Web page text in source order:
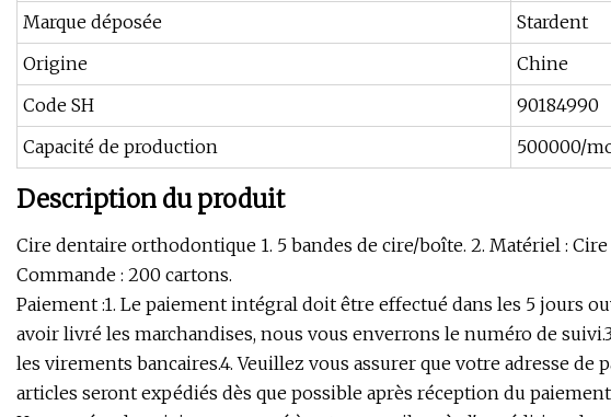
Marque déposée
Stardent
Origine
Chine
Code SH
90184990
Capacité de production
500000/
Description du produit
Cire dentaire orthodontique 1. 5 bandes de cire/boîte. 2. Matériel :
Commande : 200 cartons.
Paiement :1. Le paiement intégral doit être effectué dans les 5 jours
avoir livré les marchandises, nous vous enverrons le numéro de
les virements bancaires.4. Veuillez vous assurer que votre adresse de
articles seront expédiés dès que possible après réception du